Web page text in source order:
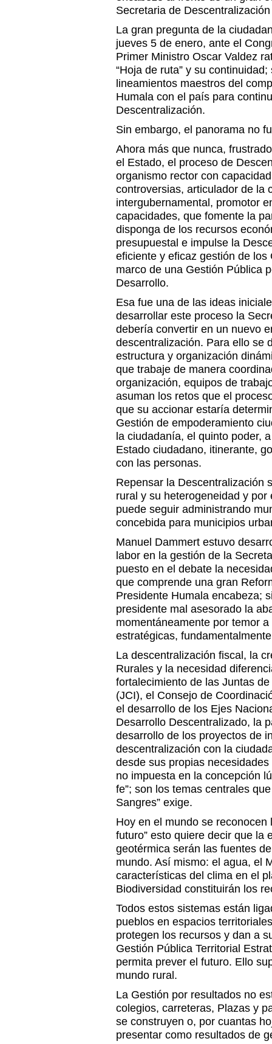
Secretaria de
La gran pregunta de la
jueves 5 de enero, ante el
Primer Ministro Oscar Valdez
“Hoja de ruta” y su
lineamientos maestros del
Humala con el país para
Descentralización.
Sin embargo, el panorama no
Ahora más que nunca,
el Estado, el proceso de
organismo rector con
controversias, articulador de la
intergubernamental, promotor
capacidades, que fomente la
disponga de los recursos
presupuestal e impulse la
eficiente y eficaz gestión de
marco de una Gestión Pública
Desarrollo.
Esa fue una de las ideas
desarrollar este proceso la
debería convertir en un nuevo
descentralización. Para ello se
estructura y organización
que trabaje de manera
organización, equipos de
asuman los retos que el
que su accionar estaría
Gestión de empoderamiento
la ciudadanía, el quinto poder,
Estado ciudadano, itinerante,
con las personas.
Repensar la Descentralización
rural y su heterogeneidad y
puede seguir administrando
concebida para municipios
Manuel Dammert estuvo
labor en la gestión de la
puesto en el debate la
que comprende una gran
Presidente Humala encabeza;
presidente mal asesorado la
momentáneamente por temor
estratégicas,
La descentralización fiscal, la
Rurales y la necesidad
fortalecimiento de las Juntas
(JCI), el Consejo de
el desarrollo de los Ejes
Desarrollo Descentralizado, la
desarrollo de los proyectos de
descentralización con la
desde sus propias
no impuesta en la concepción
fe”; son los temas centrales
Sangres” exige.
Hoy en el mundo se reconocen
futuro” esto quiere decir que la
geotérmica serán las fuentes
mundo. Así mismo: el agua, el
características del clima en el
Biodiversidad constituirán los
Todos estos sistemas están
pueblos en espacios
protegen los recursos y dan a
Gestión Pública Territorial
permita prever el futuro. Ello
mundo rural.
La Gestión por resultados no
colegios, carreteras, Plazas y
se construyen o, por cuantas
presentar como resultados de